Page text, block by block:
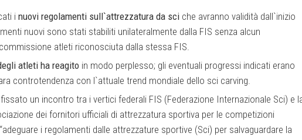
i nuovi regolamenti sull`attrezzatura da sci che avranno validità dall`inizio
nuovi sono stati stabiliti unilateralmente dalla FIS senza alcun
atleti riconosciuta dalla stessa FIS.
atleti ha reagito in modo perplesso; gli eventuali progressi indicati erano
controtendenza con l`attuale trend mondiale dello sci carving.
un incontro tra i vertici federali FIS (Federazione Internazionale Sci) e
dei fornitori ufficiali di attrezzatura sportiva per le competizioni
i regolamenti dalle attrezzature sportive (Sci) per salvaguardare la